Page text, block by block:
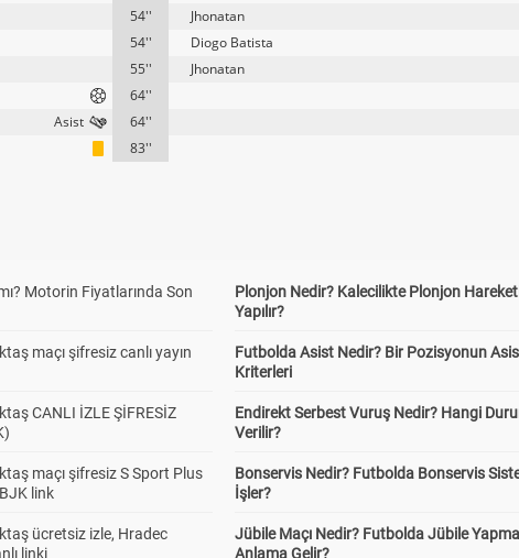
54''
Jhonatan
54''
Diogo Batista
55''
Jhonatan
64''
64''
83''
Motorin Fiyatlarında Son
maçı şifresiz canlı yayın
CANLI İZLE ŞİFRESİZ
maçı şifresiz S Sport Plus
link
ücretsiz izle, Hradec
linki
Plonjon Nedir? Kalecilikte Plonjon Hareketi
Yapılır?
Futbolda Asist Nedir? Bir Pozisyonun
Kriterleri
Endirekt Serbest Vuruş Nedir? Hangi
Verilir?
Bonservis Nedir? Futbolda Bonservis
İşler?
Jübile Maçı Nedir? Futbolda Jübile
Anlama Gelir?